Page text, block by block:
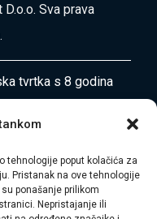
tehnologije poput kolačića za
Pristanak na ove tehnologije
ponašanje prilikom
Nepristajanje ili
Sva prava
tvrtka s 8 godina
okoliša diljem
Istre. Naša misija je